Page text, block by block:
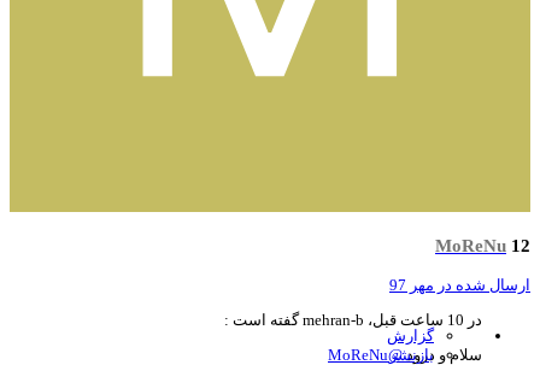
MoReNu
شده در مهر 97
گزارش
بازنشر
سلام و درود@MoReNu